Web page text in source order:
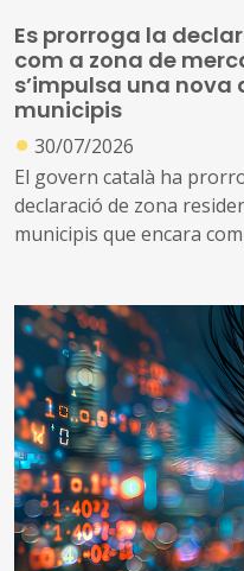
Es prorroga la
com a zona de
s’impulsa una nova
municipis
● 30/07/2026
El govern català ha
declaració de zona
municipis que encara
A més, impulsa una nova
municipis que no es
que s’ha identificat que
per aplicar el topall de